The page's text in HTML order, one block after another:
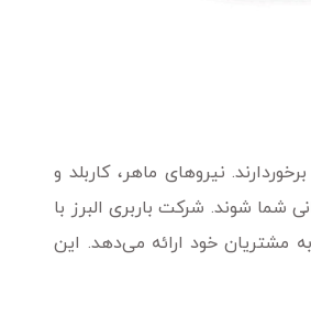
نیروهای ماهر، کاربلد و
شما شوند. شرکت باربری البرز با
مشتریان خود ارائه می‌دهد. این